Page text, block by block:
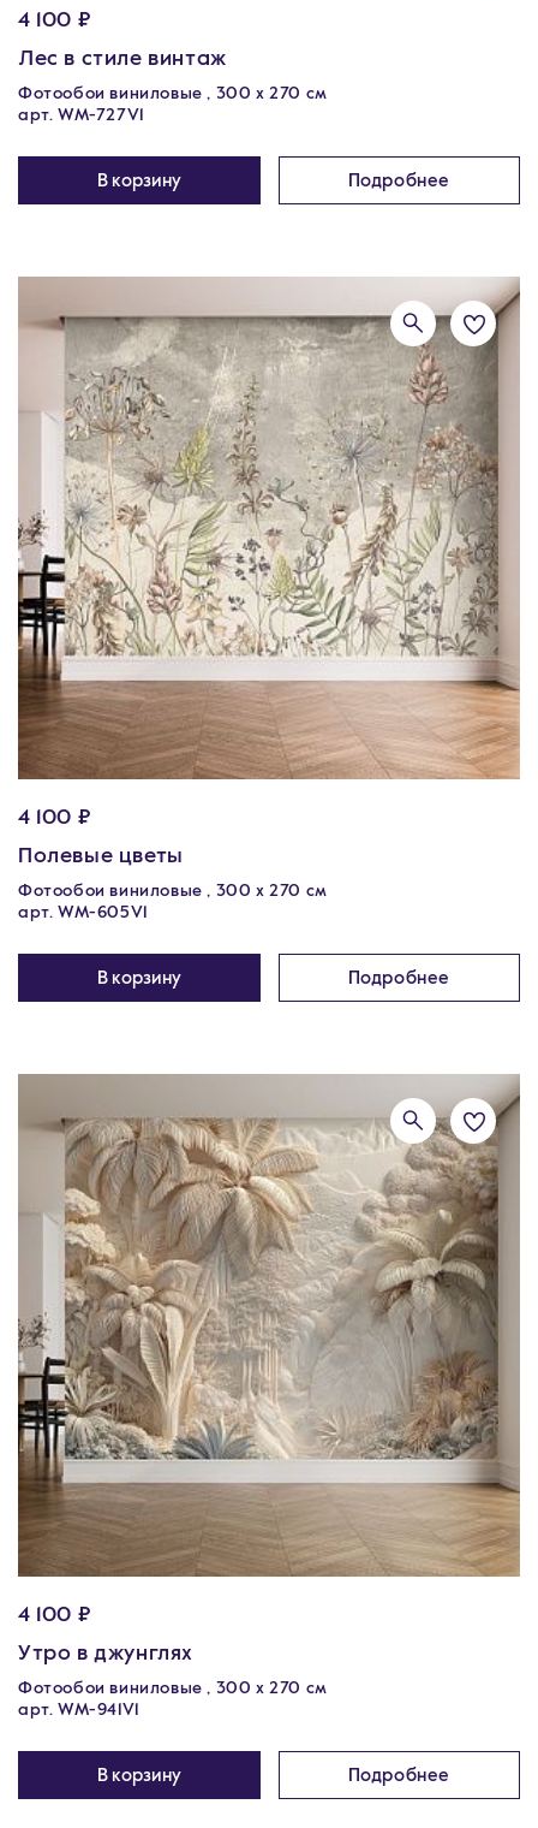
4 100 ₽
Лес в стиле винтаж
Фотообои виниловые , 300 х 270 см
арт. WM-727V1
В корзину Подробнее
4 100 ₽
Полевые цветы
Фотообои виниловые , 300 х 270 см
арт. WM-605V1
В корзину Подробнее
4 100 ₽
Утро в джунглях
Фотообои виниловые , 300 х 270 см
арт. WM-941V1
В корзину Подробнее